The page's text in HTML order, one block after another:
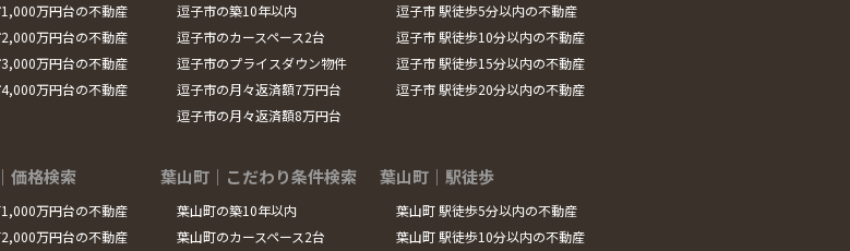
万円台の不動産
万円台の不動産
万円台の不動産
万円台の不動産
逗子市の築10年以内
逗子市のカースペース2台
逗子市のプライスダウン物件
逗子市の月々返済額7万円台
逗子市の月々返済額8万円台
逗子市 駅徒歩5分以内の不動産
逗子市 駅徒歩10分以内の不動産
逗子市 駅徒歩15分以内の不動産
逗子市 駅徒歩20分以内の不動産
価格検索
万円台の不動産
万円台の不動産
葉山町｜こだわり条件検索
葉山町の築10年以内
葉山町のカースペース2台
葉山町｜駅徒歩
葉山町 駅徒歩5分以内の不動産
葉山町 駅徒歩10分以内の不動産